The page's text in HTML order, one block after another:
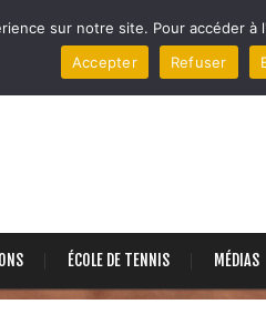
ÉCOLE DE TENNIS MÉDIAS
sur notre site. Pour accéder
Accepter
Refuser